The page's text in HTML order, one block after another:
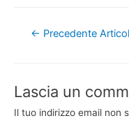
Navigazione
← Precedente
Lascia un
Il tuo indirizzo email non